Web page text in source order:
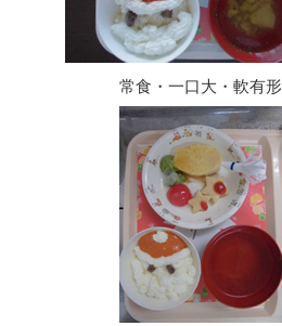
常食・一口大・軟有形